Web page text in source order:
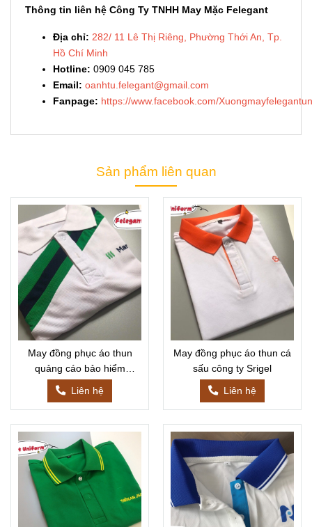
Thông tin liên hệ Công Ty TNHH May Mặc Felegant
Địa chỉ: 282/ 11 Lê Thị Riêng, Phường Thới An, Tp.
Hồ Chí Minh
Hotline: 0909 045 785
Email: oanhtu.felegant@gmail.com
Fanpage: https://www.facebook.com/
Sản phẩm liên quan
May đồng phục áo thun
quảng cáo bảo hiểm
Liên hệ
May đồng phục áo thun cá
sấu công ty Srigel
Liên hệ